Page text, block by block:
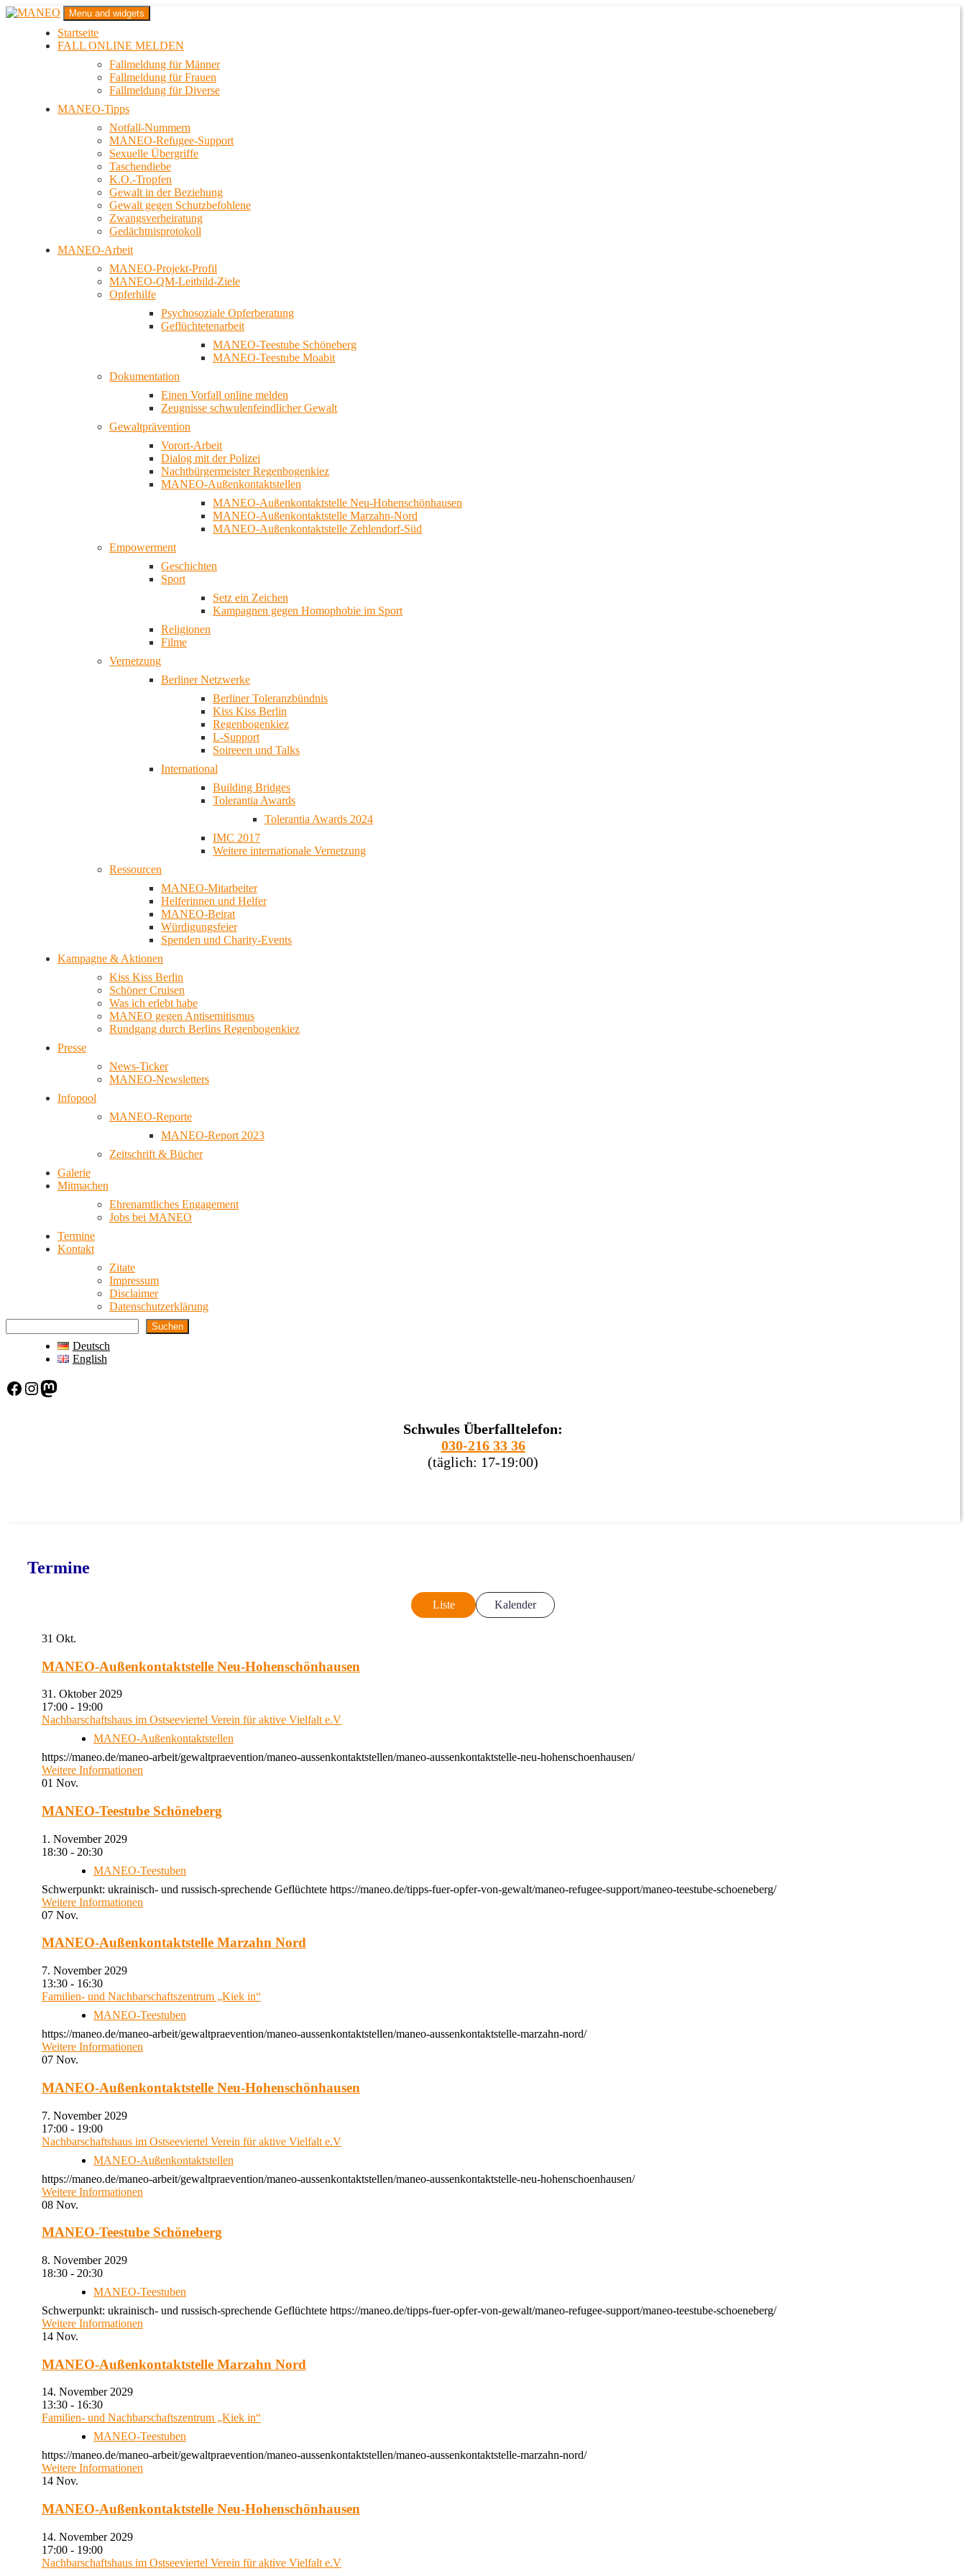
Zum
MANEO
Das schwule Anti-Gewalt-Projekt in Berlin
Menu and widgets
Startseite
FALL ONLINE MELDEN
Fallmeldung für Männer
Fallmeldung für Frauen
Fallmeldung für Diverse
MANEO-Tipps
Notfall-Nummern
MANEO-Refugee-Support
Sexuelle Übergriffe
Taschendiebe
K.O.-Tropfen
Gewalt in der Beziehung
Gewalt gegen Schutzbefohlene
Zwangsverheiratung
Gedächtnisprotokoll
MANEO-Arbeit
MANEO-Projekt-Profil
MANEO-QM-Leitbild-Ziele
Opferhilfe
Psychosoziale Opferberatung
Geflüchtetenarbeit
MANEO-Teestube Schöneberg
MANEO-Teestube Moabit
Dokumentation
Einen Vorfall online melden
Zeugnisse schwulenfeindlicher Gewalt
Gewaltprävention
Vorort-Arbeit
Dialog mit der Polizei
Nachtbürgermeister Regenbogenkiez
MANEO-Außenkontaktstellen
MANEO-Außenkontaktstelle Neu-Hohenschönhausen
MANEO-Außenkontaktstelle Marzahn-Nord
MANEO-Außenkontaktstelle Zehlendorf-Süd
Empowerment
Geschichten
Sport
Setz ein Zeichen
Kampagnen gegen Homophobie im Sport
Religionen
Filme
Vernetzung
Berliner Netzwerke
Berliner Toleranzbündnis
Kiss Kiss Berlin
Regenbogenkiez
L-Support
Soireeen und Talks
International
Building Bridges
Tolerantia Awards
Tolerantia Awards 2024
IMC 2017
Weitere internationale Vernetzung
Ressourcen
MANEO-Mitarbeiter
Helferinnen und Helfer
MANEO-Beirat
Würdigungsfeier
Spenden und Charity-Events
Kampagne & Aktionen
Kiss Kiss Berlin
Schöner Cruisen
Was ich erlebt habe
MANEO gegen Antisemitismus
Rundgang durch Berlins Regenbogenkiez
Presse
News-Ticker
MANEO-Newsletters
Infopool
MANEO-Reporte
MANEO-Report 2023
Zeitschrift & Bücher
Galerie
Mitmachen
Ehrenamtliches Engagement
Jobs bei MANEO
Termine
Kontakt
Zitate
Impressum
Disclaimer
Datenschutzerklärung
Suchen
Deutsch
English
Facebook Instagram Mastodon
Schwules Überfalltelefon:
030-216 33 36
(täglich: 17-19:00)
Termine
Liste Kalender
31 Okt.
MANEO-Außenkontaktstelle Neu-Hohenschönhausen
31. Oktober 2029
17:00 - 19:00
Nachbarschaftshaus im Ostseeviertel Verein für aktive Vielfalt e.V
MANEO-Außenkontaktstellen
https://maneo.de/maneo-arbeit/gewaltpraevention/maneo-aussenkontaktstellen/maneo-aussenkontaktstelle-neu-hohenschoenhausen/
Weitere Informationen
01 Nov.
MANEO-Teestube Schöneberg
1. November 2029
18:30 - 20:30
MANEO-Teestuben
Schwerpunkt: ukrainisch- und russisch-sprechende Geflüchtete https://maneo.de/tipps-fuer-opfer-von-gewalt/maneo-refugee-support/maneo-teestube-schoeneberg/
Weitere Informationen
07 Nov.
MANEO-Außenkontaktstelle Marzahn Nord
7. November 2029
13:30 - 16:30
Familien- und Nachbarschaftszentrum „Kiek in“
MANEO-Teestuben
https://maneo.de/maneo-arbeit/gewaltpraevention/maneo-aussenkontaktstellen/maneo-aussenkontaktstelle-marzahn-nord/
Weitere Informationen
07 Nov.
MANEO-Außenkontaktstelle Neu-Hohenschönhausen
7. November 2029
17:00 - 19:00
Nachbarschaftshaus im Ostseeviertel Verein für aktive Vielfalt e.V
MANEO-Außenkontaktstellen
https://maneo.de/maneo-arbeit/gewaltpraevention/maneo-aussenkontaktstellen/maneo-aussenkontaktstelle-neu-hohenschoenhausen/
Weitere Informationen
08 Nov.
MANEO-Teestube Schöneberg
8. November 2029
18:30 - 20:30
MANEO-Teestuben
Schwerpunkt: ukrainisch- und russisch-sprechende Geflüchtete https://maneo.de/tipps-fuer-opfer-von-gewalt/maneo-refugee-support/maneo-teestube-schoeneberg/
Weitere Informationen
14 Nov.
MANEO-Außenkontaktstelle Marzahn Nord
14. November 2029
13:30 - 16:30
Familien- und Nachbarschaftszentrum „Kiek in“
MANEO-Teestuben
https://maneo.de/maneo-arbeit/gewaltpraevention/maneo-aussenkontaktstellen/maneo-aussenkontaktstelle-marzahn-nord/
Weitere Informationen
14 Nov.
MANEO-Außenkontaktstelle Neu-Hohenschönhausen
14. November 2029
17:00 - 19:00
Nachbarschaftshaus im Ostseeviertel Verein für aktive Vielfalt e.V